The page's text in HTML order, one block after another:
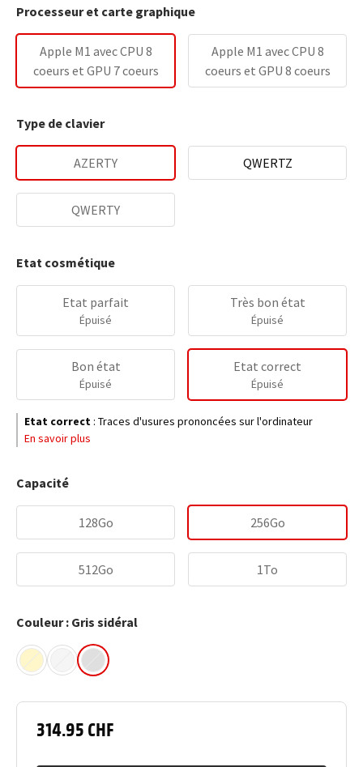
314.95 CHF
Processeur et carte graphique
Apple M1 avec CPU 8
coeurs et GPU 7 coeurs
Apple M1 avec CPU 8
coeurs et GPU 8 coeurs
Type de clavier
AZERTY QWERTZ
QWERTY
Etat cosmétique
Etat parfait
Épuisé
Très bon état
Épuisé
Bon état
Épuisé
Etat correct
Épuisé
Etat correct : Traces d'usures prononcées sur l'ordinateur
En savoir plus
Capacité
128Go 256Go
512Go 1To
Couleur : Gris sidéral